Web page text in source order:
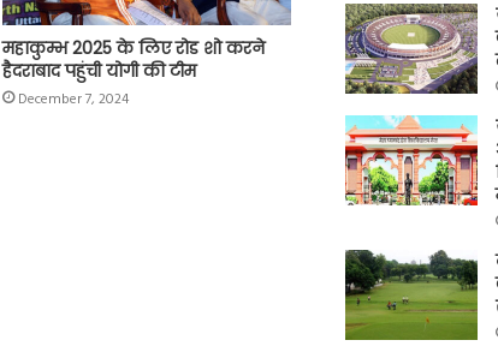
महाकुम्भ 2025 के लिए रोड शो करने
हैदराबाद पहुंची योगी की टीम
December 7, 2024